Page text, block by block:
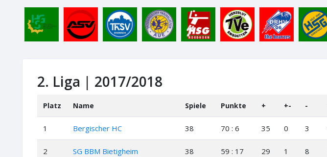
2. Liga | 2017/2018
Platz Name Spiele Punkte + +- -
1 Bergischer HC 38 70 : 6 35 0 3
2 SG BBM Bietigheim 38 59 : 17 29 1 8